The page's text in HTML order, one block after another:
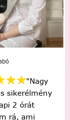
percében
festő